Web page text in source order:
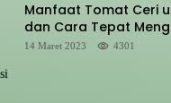
Manfaat Tomat Ceri
dan Cara Tepat
14 Maret 2023 4301